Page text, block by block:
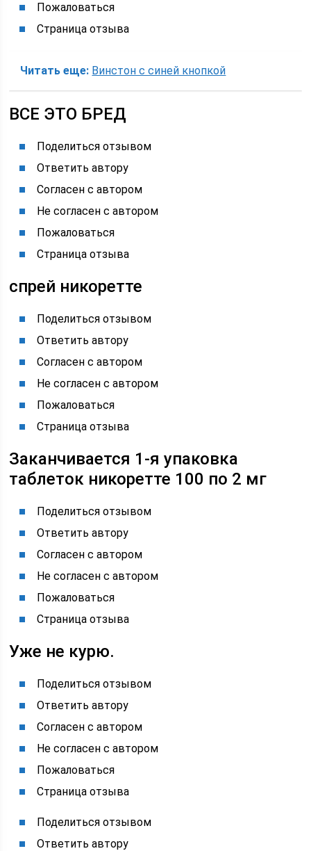
Пожаловаться
Страница отзыва
Читать еще: Винстон с синей кнопкой
ВСЕ ЭТО БРЕД
Поделиться отзывом
Ответить автору
Согласен с автором
Не согласен с автором
Пожаловаться
Страница отзыва
спрей никоретте
Поделиться отзывом
Ответить автору
Согласен с автором
Не согласен с автором
Пожаловаться
Страница отзыва
Заканчивается 1-я упаковка
таблеток никоретте 100 по 2 мг
Поделиться отзывом
Ответить автору
Согласен с автором
Не согласен с автором
Пожаловаться
Страница отзыва
Уже не курю.
Поделиться отзывом
Ответить автору
Согласен с автором
Не согласен с автором
Пожаловаться
Страница отзыва
Поделиться отзывом
Ответить автору